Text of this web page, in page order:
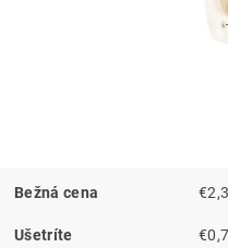
Bežná cena
Ušetríte